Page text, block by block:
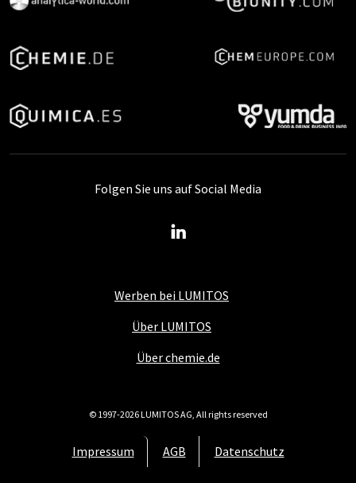
Werben bei LUMITOS
Über LUMITOS
Über chemie.de
Impressum AGB Datenschutz
Folgen Sie uns auf Social Media
© 1997-2026 LUMITOS AG, All rights reserved